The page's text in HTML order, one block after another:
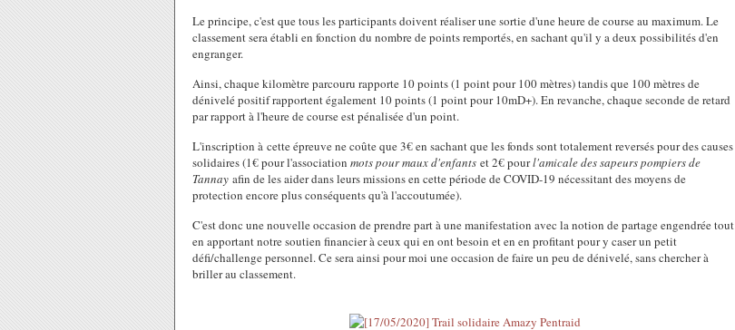
Le principe, c'est que tous les participants doivent réaliser une sortie d'une heure de course au maximum. Le
classement sera établi en fonction du nombre de points remportés, en sachant qu'il y a deux possibilités d'en
engranger.
Ainsi, chaque kilomètre parcouru rapporte 10 points (1 point pour 100 mètres) tandis que 100 mètres de
dénivelé positif rapportent également 10 points (1 point pour 10mD+). En revanche, chaque seconde de retard
par rapport à l'heure de course est pénalisée d'un point.
L'inscription à cette épreuve ne coûte que 3€ en sachant que les fonds sont totalement reversés pour des causes
solidaires (1€ pour l'association mots pour maux d'enfants et 2€ pourl'amicale des sapeurs pompiers de
Tannay afin de les aider dans leurs missions en cette période de COVID-19 nécessitant des moyens de
protection encore plus conséquents qu'à l'accoutumée).
C'est donc une nouvelle occasion de prendre part à une manifestation avec la notion de partage engendrée tout
en apportant notre soutien financier à ceux qui en ont besoin et en en profitant pour y caser un petit
défi/challenge personnel. Ce sera ainsi pour moi une occasion de faire un peu de dénivelé, sans chercher à
briller au classement.